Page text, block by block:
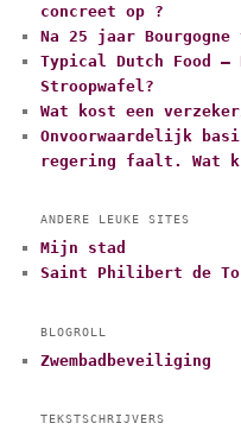
concreet op ?
Na 25 jaar
Typical Dutch Food
Stroopwafel?
Wat kost een
Onvoorwaardelijk
regering faalt. Wat
ANDERE LEUKE SITES
Mijn stad
Saint Philibert de
BLOGROLL
Zwembadbeveiliging
TEKSTSCHRIJVERS